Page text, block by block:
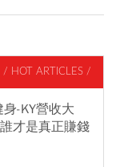
/ HOT ARTICLES /
-KY營收大
才是真正賺錢